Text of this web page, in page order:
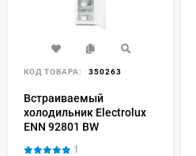
КОД ТОВАРА: 350263
Встраиваемый
холодильник Electrolux
ENN 92801 BW
1